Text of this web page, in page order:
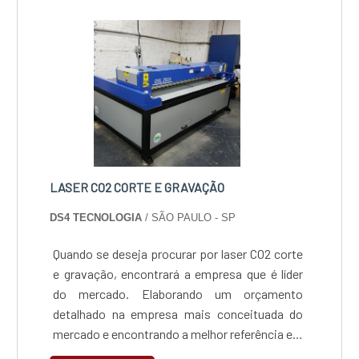
metais.
LASER CO2 CORTE E GRAVAÇÃO
DS4 TECNOLOGIA / SÃO PAULO - SP
Quando se deseja procurar por laser CO2 corte
e gravação, encontrará a empresa que é líder
do mercado. Elaborando um orçamento
detalhado na empresa mais conceituada do
mercado e encontrando a melhor referência em
qualidade. Quando a busca é por laser CO2